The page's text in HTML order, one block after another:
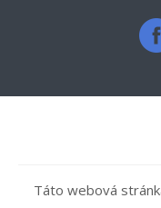
Táto webová